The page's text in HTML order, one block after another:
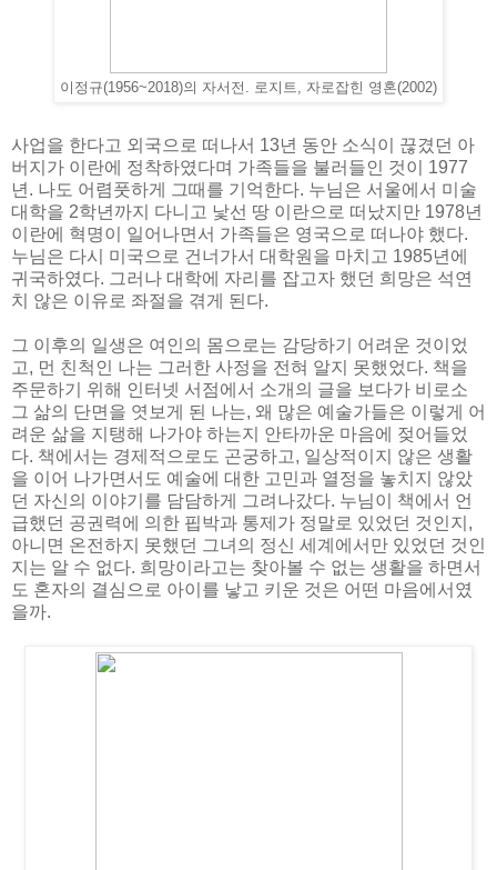
이정규(1956~2018)의 자서전. 로지트, 자로잡힌 영혼(2002)
사업을 한다고 외국으로 떠나서 13년 동안 소식이 끊겼던 아
버지가 이란에 정착하였다며 가족들을 불러들인 것이 1977
년. 나도 어렴풋하게 그때를 기억한다. 누님은 서울에서 미술
대학을 2학년까지 다니고 낯선 땅 이란으로 떠났지만 1978년
이란에 혁명이 일어나면서 가족들은 영국으로 떠나야 했다.
누님은 다시 미국으로 건너가서 대학원을 마치고 1985년에
귀국하였다. 그러나 대학에 자리를 잡고자 했던 희망은 석연
치 않은 이유로 좌절을 겪게 된다.
그 이후의 일생은 여인의 몸으로는 감당하기 어려운 것이었
고, 먼 친척인 나는 그러한 사정을 전혀 알지 못했었다. 책을
주문하기 위해 인터넷 서점에서 소개의 글을 보다가 비로소
그 삶의 단면을 엿보게 된 나는, 왜 많은 예술가들은 이렇게 어
려운 삶을 지탱해 나가야 하는지 안타까운 마음에 젖어들었
다. 책에서는 경제적으로도 곤궁하고, 일상적이지 않은 생활
을 이어 나가면서도 예술에 대한 고민과 열정을 놓치지 않았
던 자신의 이야기를 담담하게 그려나갔다. 누님이 책에서 언
급했던 공권력에 의한 핍박과 통제가 정말로 있었던 것인지,
아니면 온전하지 못했던 그녀의 정신 세계에서만 있었던 것인
지는 알 수 없다. 희망이라고는 찾아볼 수 없는 생활을 하면서
도 혼자의 결심으로 아이를 낳고 키운 것은 어떤 마음에서였
을까.